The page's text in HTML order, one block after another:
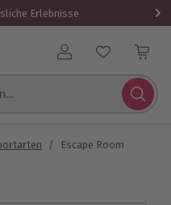
Erlebnisse
Benutzerkonto
/ Escape Room